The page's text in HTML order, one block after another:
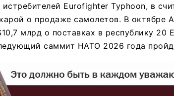
Eurofighter Typhoon, в
о продаже самолетов. В октябре
млрд о поставках в республику 20
саммит НАТО 2026 года